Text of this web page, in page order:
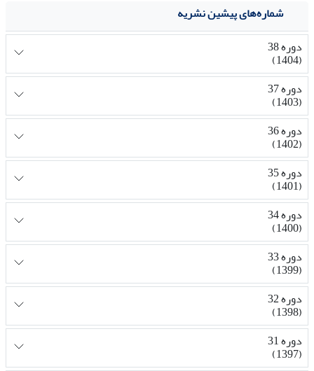
شماره‌های پیشین نشریه
دوره 38
(1404)
دوره 37
(1403)
دوره 36
(1402)
دوره 35
(1401)
دوره 34
(1400)
دوره 33
(1399)
دوره 32
(1398)
دوره 31
(1397)